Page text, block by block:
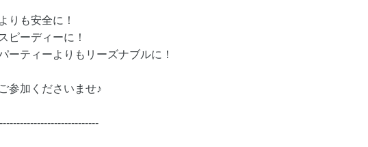
りも安全に！
ピーディーに！
ーティーよりもリーズナブルに！
参加くださいませ♪